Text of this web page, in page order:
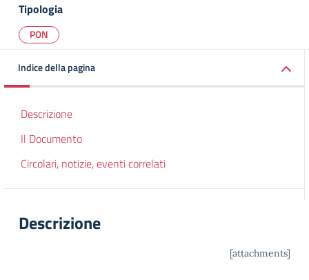
Tipologia
PON
Indice della pagina
Descrizione
Il Documento
Circolari, notizie, eventi correlati
Descrizione
[attachments]